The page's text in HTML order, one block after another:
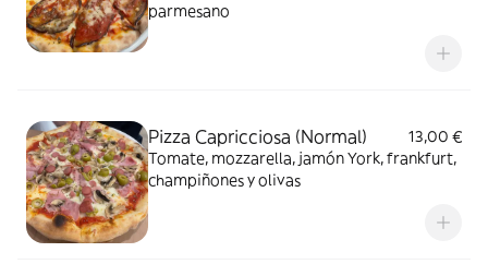
parmesano
Pizza Capricciosa (Normal)
13,00 €
Tomate, mozzarella, jamón York, frankfurt,
champiñones y olivas